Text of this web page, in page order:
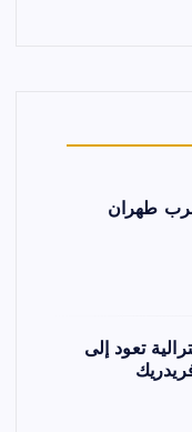
طهران
تعود إلى